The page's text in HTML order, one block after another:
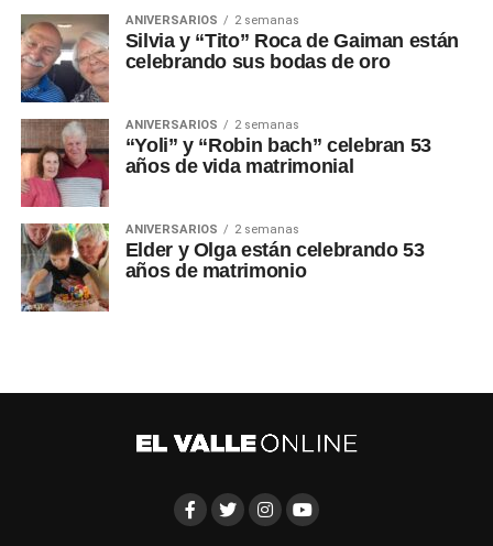
ANIVERSARIOS 2 semanas
Silvia y “Tito” Roca de Gaiman están
celebrando sus bodas de oro
ANIVERSARIOS 2 semanas
“Yoli” y “Robin bach” celebran 53
años de vida matrimonial
ANIVERSARIOS 2 semanas
Elder y Olga están celebrando 53
años de matrimonio